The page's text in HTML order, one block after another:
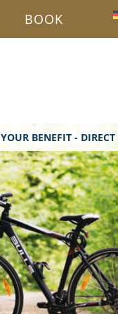
YOUR BENEFIT -
BOOK